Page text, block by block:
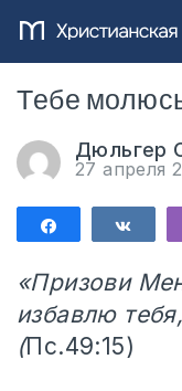
Тебе
Дюльгер
27 апреля
Поделиться
«Призови
избавлю
(Пс.49:15)